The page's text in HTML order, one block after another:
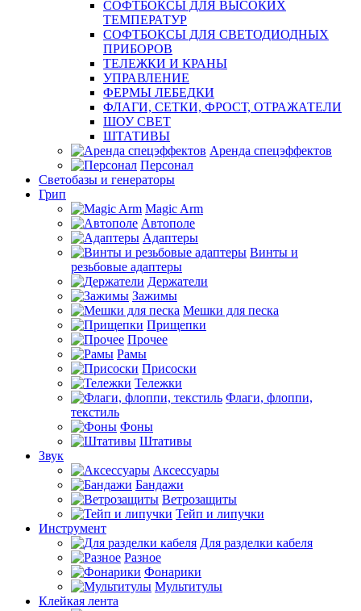
СОФТБОКСЫ ДЛЯ ВЫСОКИХ
ТЕМПЕРАТУР
СОФТБОКСЫ ДЛЯ СВЕТОДИОДНЫХ
ПРИБОРОВ
ТЕЛЕЖКИ И КРАНЫ
УПРАВЛЕНИЕ
ФЕРМЫ ЛЕБЕДКИ
ФЛАГИ, СЕТКИ, ФРОСТ, ОТРАЖАТЕЛИ
ШОУ СВЕТ
ШТАТИВЫ
Аренда спецэффектов
Персонал
Светобазы и генераторы
Грип
Magic Arm
Автополе
Адаптеры
Винты и
резьбовые адаптеры
Держатели
Зажимы
Мешки для песка
Прищепки
Прочее
Рамы
Присоски
Тележки
Флаги, флоппи,
текстиль
Фоны
Штативы
Звук
Аксессуары
Бандажи
Ветрозащиты
Тейп и липучки
Инструмент
Для разделки кабеля
Разное
Фонарики
Мультитулы
Клейкая лента